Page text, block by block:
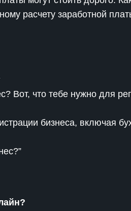
расчету заработной
Вот, что тебе нужно для
бизнеса, включая